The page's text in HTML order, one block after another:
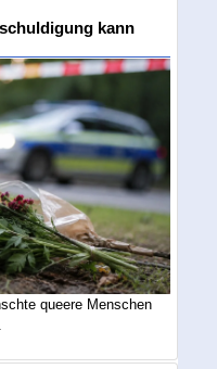
kann
queere Menschen